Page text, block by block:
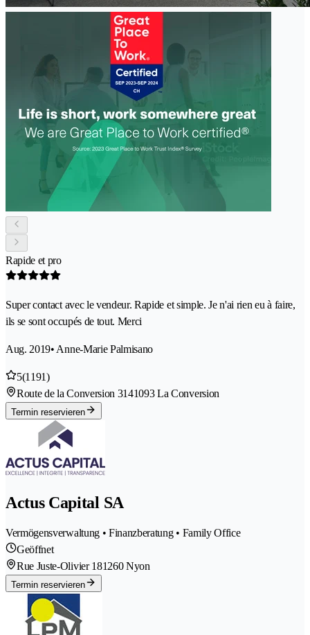
Rapide et pro
Super contact avec le vendeur. Rapide et simple. Je n'ai rien eu à faire,
ils se sont occupés de tout. Merci
Aug. 2019• Anne-Marie Palmisano
5(1191)
Route de la Conversion 3141093 La Conversion
Termin reservieren
Actus Capital SA
Vermögensverwaltung • Finanzberatung • Family Office
Geöffnet
Rue Juste-Olivier 181260 Nyon
Termin reservieren